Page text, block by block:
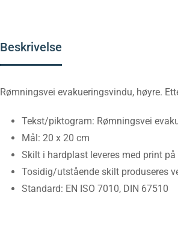
Beskrivelse
Rømningsvei evakueringsvindu, høyre.
Tekst/piktogram: Rømningsvei
Mål: 20 x 20 cm
Skilt i hardplast leveres med print
Tosidig/utstående skilt produseres
Standard: EN ISO 7010, DIN 67510